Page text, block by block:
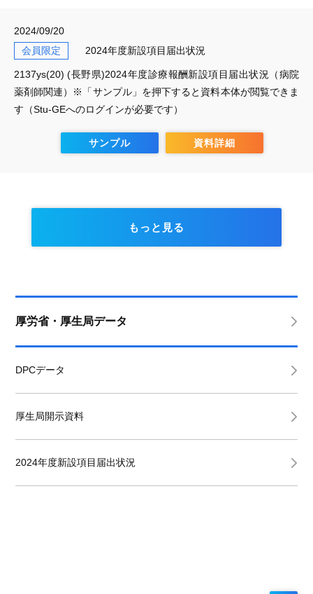
2024/09/20
会員限定
2024年度新設項目届出状況
2137ys(20) (長野県)2024年度診療報酬新設項目届出状況（病院
薬剤師関連）※「サンプル」を押下すると資料本体が閲覧できま
す（Stu-GEへのログインが必要です）
サンプル 資料詳細
もっと見る
厚労省・厚生局データ
DPCデータ
厚生局開示資料
2024年度新設項目届出状況